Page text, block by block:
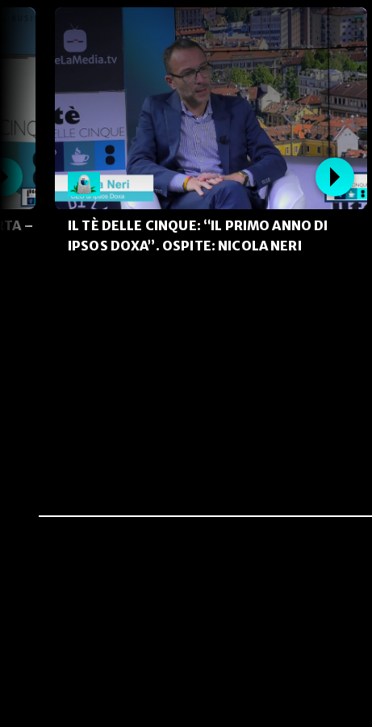
–
IL TÈ DELLE CINQUE: “IL PRIMO ANNO DI
IPSOS DOXA”. OSPITE: NICOLA NERI